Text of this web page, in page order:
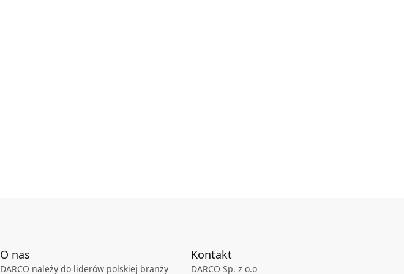
O nas
DARCO należy do liderów polskiej branży
Kontakt
DARCO Sp. z o.o